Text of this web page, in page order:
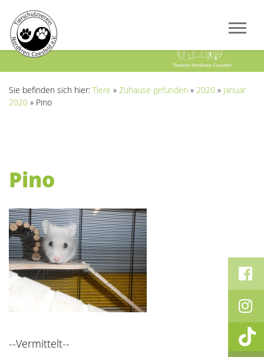
Sie befinden sich hier: Tiere » Zuhause gefunden » 2020 » Januar
2020 » Pino
Pino
--Vermittelt--